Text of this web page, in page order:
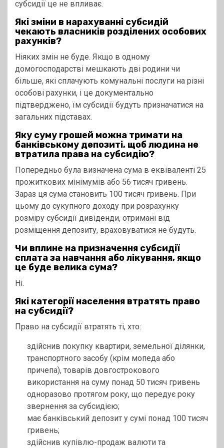
субсидії це не впливає.
Які зміни в нарахуванні субсидій
чекають власників розділених особових
рахунків?
Ніяких змін не буде. Якщо в одному
домогосподарстві мешкають дві родини чи
більше, які сплачують комунальні послуги на різні
особові рахунки, і це документально
підтверджено, їм субсидії будуть призначатися на
загальних підставах.
Яку суму грошей можна тримати на
банківському депозиті, щоб людина не
втратила права на субсидію?
Попередньо була визначена сума в еквіваленті 25
прожиткових мінімумів або 56 тисяч гривень.
Зараз ця сума становить 100 тисяч гривень. При
цьому до сукупного доходу при розрахунку
розміру субсидії дивіденди, отримані від
розміщення депозиту, враховуватися не будуть.
Чи вплине на призначення субсидії
сплата за навчання або лікування, якщо
це буде велика сума?
Ні.
Які категорії населення втратять право
на субсидії?
Право на субсидії втратять ті, хто:
здійснив покупку квартири, земельної ділянки,
транспортного засобу (крім мопеда або
причепа), товарів довгострокового
використання на суму понад 50 тисяч гривень
одноразово протягом року, що передує року
звернення за субсидією;
має банківський депозит у сумі понад 100 тисяч
гривень;
здійснив купівлю-продаж валюти та